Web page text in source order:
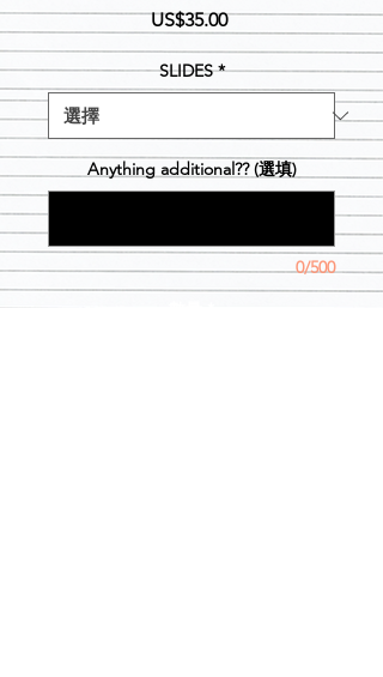
US$35.00價
SLIDES *
Anything additional?? (選填)
0/500